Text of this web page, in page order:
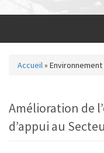
Vous êtes ici
Accueil»
Amélioration de
d’appui au